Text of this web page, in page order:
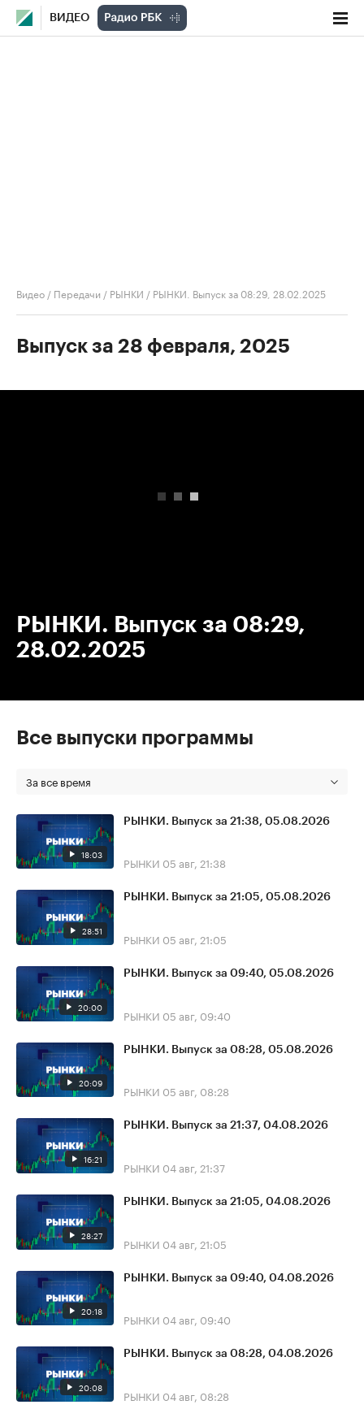
ВИДЕО
Видео / Передачи / РЫНКИ / РЫНКИ. Выпуск за 08:29, 28.02.2025
Выпуск за 28 февраля, 2025
РЫНКИ. Выпуск за 08:29,
28.02.2025
Все выпуски программы
За все время
18:03
РЫНКИ. Выпуск за 21:38, 05.08.2026
РЫНКИ 05 авг, 21:38
28:51
РЫНКИ. Выпуск за 21:05, 05.08.2026
РЫНКИ 05 авг, 21:05
20:00
РЫНКИ. Выпуск за 09:40, 05.08.2026
РЫНКИ 05 авг, 09:40
20:09
РЫНКИ. Выпуск за 08:28, 05.08.2026
РЫНКИ 05 авг, 08:28
16:21
РЫНКИ. Выпуск за 21:37, 04.08.2026
РЫНКИ 04 авг, 21:37
28:27
РЫНКИ. Выпуск за 21:05, 04.08.2026
РЫНКИ 04 авг, 21:05
20:18
РЫНКИ. Выпуск за 09:40, 04.08.2026
РЫНКИ 04 авг, 09:40
20:08
РЫНКИ. Выпуск за 08:28, 04.08.2026
РЫНКИ 04 авг, 08:28